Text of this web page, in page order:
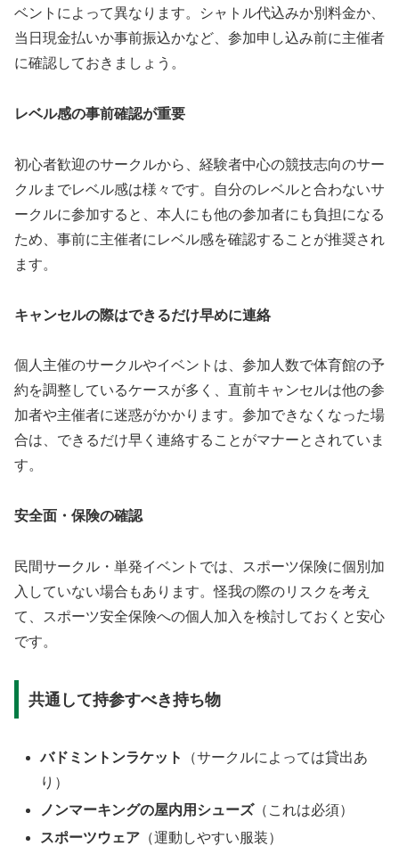
ベントによって異なります。シャトル代込みか別料金か、
当日現金払いか事前振込かなど、参加申し込み前に主催者
に確認しておきましょう。
レベル感の事前確認が重要
初心者歓迎のサークルから、経験者中心の競技志向のサー
クルまでレベル感は様々です。自分のレベルと合わないサ
ークルに参加すると、本人にも他の参加者にも負担になる
ため、事前に主催者にレベル感を確認することが推奨され
ます。
キャンセルの際はできるだけ早めに連絡
個人主催のサークルやイベントは、参加人数で体育館の予
約を調整しているケースが多く、直前キャンセルは他の参
加者や主催者に迷惑がかかります。参加できなくなった場
合は、できるだけ早く連絡することがマナーとされていま
す。
安全面・保険の確認
民間サークル・単発イベントでは、スポーツ保険に個別加
入していない場合もあります。怪我の際のリスクを考え
て、スポーツ安全保険への個人加入を検討しておくと安心
です。
共通して持参すべき持ち物
バドミントンラケット
（サークルによっては貸出あ
り）
ノンマーキングの屋内用シューズ（これは必須）
スポーツウェア （運動しやすい服装）